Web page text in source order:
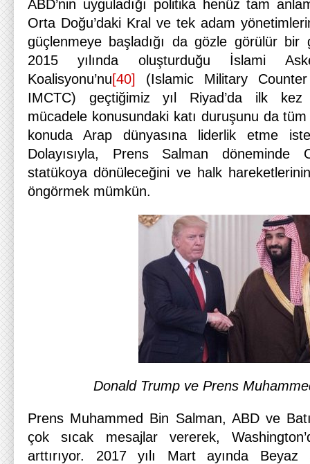
ABD’nin uyguladığı politika henüz tam
Orta Doğu’daki Kral ve tek adam
güçlenmeye başladığı da gözle görülür bir
2015 yılında oluşturduğu İslami
Koalisyonu’nu[40]
(Islamic Military
IMCTC) geçtiğimiz yıl Riyad’da ilk kez
mücadele konusundaki katı duruşunu da
konuda Arap dünyasına liderlik etme
Dolayısıyla, Prens Salman döneminde
statükoya dönüleceğini ve halk
öngörmek mümkün.
Donald Trump ve Prens
Prens Muhammed Bin Salman, ABD ve
çok sıcak mesajlar vererek,
arttırıyor. 2017 yılı Mart ayında Beyaz